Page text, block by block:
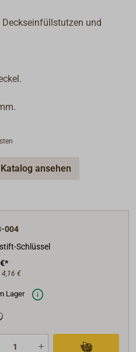
und
ansehen
004
Schlüssel
4,16 €
Lager